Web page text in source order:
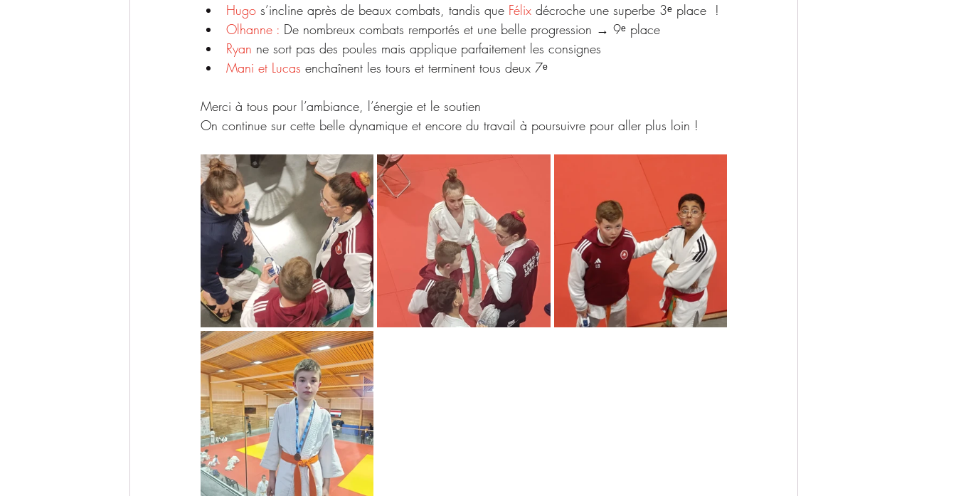
Hugo s’incline après de beaux combats, tandis que Félix décroche une superbe 3ᵉ place  !
Olhanne : De nombreux combats remportés et une belle progression → 9ᵉ place
Ryan ne sort pas des poules mais applique parfaitement les consignes
Mani et Lucas enchaînent les tours et terminent tous deux 7ᵉ
Merci à tous pour l’ambiance, l’énergie et le soutien
On continue sur cette belle dynamique et encore du travail à poursuivre pour aller plus loin !